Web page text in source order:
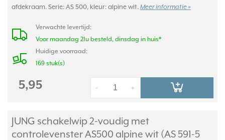
afdekraam. Serie: AS 500, kleur: alpine wit. Meer informatie »
Verwachte levertijd:
Voor maandag 21u besteld, dinsdag in huis*
Huidige voorraad:
169 stuk(s)
5,95 +
-
JUNG schakelwip 2-voudig met
controlevenster AS500 alpine wit (AS 591-5